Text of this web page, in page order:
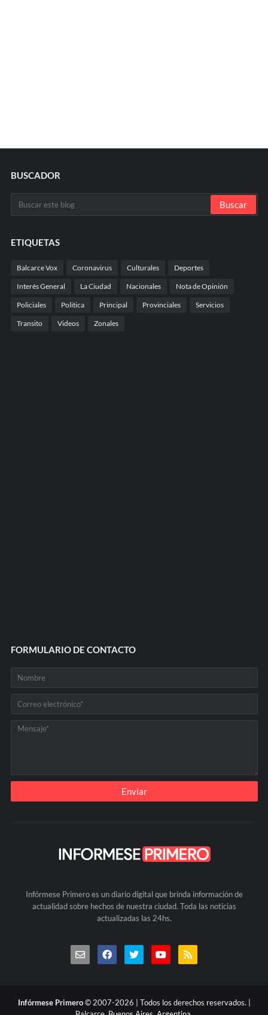
BUSCADOR
ETIQUETAS
Balcarce Vox Coronavirus Culturales Deportes
Interés General La Ciudad Nacionales Nota de Opinión
Policiales Politica Principal Provinciales Servicios
Transito Videos Zonales
FORMULARIO DE CONTACTO
Infórmese Primero es un diario digital que brinda información de
actualidad sobre hechos de nuestra ciudad. Toda las noticias
actualizadas las 24hs.
Infórmese Primero© 2007-2026 | Todos los derechos reservados. |